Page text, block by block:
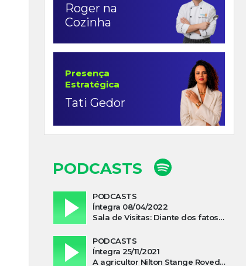
Roger na
Cozinha
Presença
Estratégica
Tati Gedor
PODCASTS
PODCASTS
Íntegra 08/04/2022
Sala de Visitas: Diante dos fatos que influenciam a economia o que podemos esperar de 2022
PODCASTS
Íntegra 25/11/2021
A agricultor Nilton Stange Roveda, afirma ter recebido ajuda espiritual durante acidente